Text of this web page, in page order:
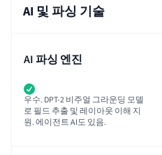
AI 및 파싱 기술
AI 파싱 엔진
우수. DPT-2 비주얼 그라운딩 모델
로 필드 추출 및 레이아웃 이해 지
원. 에이전트 AI도 있음.